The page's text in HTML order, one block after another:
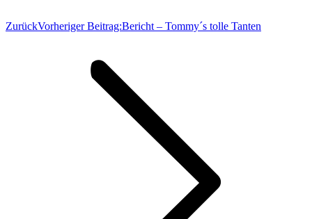
ZurückVorheriger Beitrag:Bericht – Tommy´s tolle Tanten